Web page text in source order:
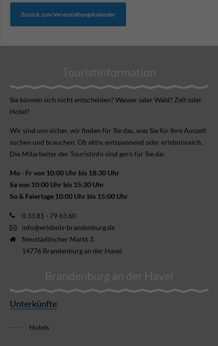
Zurück zum Veranstaltungskalender
Touristinformation
Sie können sich nicht ent­scheiden? Wasser oder Wald? Zelt oder
Hotel?
Wir sind uns sicher, wir finden für Sie das, was Sie für Ihre Aus­zeit
suchen und brauchen. Ob aktiv, ent­spannend oder erlebnis­reich.
Die Mitarbeiter der Touristinfo sind gern für Sie da:
Mo - Fr von 10:00 Uhr bis 18:30 Uhr
Sa von 10:00 Uhr bis 15:30 Uhr
So & Feiertage 10:00 Uhr bis 15:00 Uhr
0 33 81 - 79 63 60
info@erlebnis-brandenburg.de
Neustädtischer Markt 3
14776 Brandenburg an der Havel
Brandenburg an der Havel
Unterkünfte
Hotels